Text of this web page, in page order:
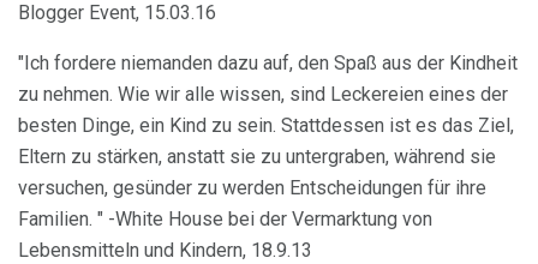
Blogger Event, 15.03.16
"Ich fordere niemanden dazu auf, den Spaß aus der Kindheit
zu nehmen. Wie wir alle wissen, sind Leckereien eines der
besten Dinge, ein Kind zu sein. Stattdessen ist es das Ziel,
Eltern zu stärken, anstatt sie zu untergraben, während sie
versuchen, gesünder zu werden Entscheidungen für ihre
Familien. " -White House bei der Vermarktung von
Lebensmitteln und Kindern, 18.9.13